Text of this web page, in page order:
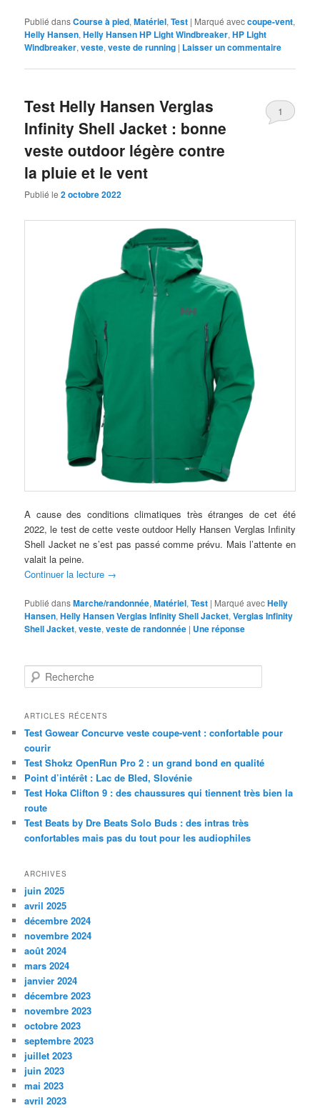
Publié dansCourse à pied,Matériel,Test | Marqué aveccoupe-vent,
Helly Hansen,Helly Hansen HP Light Windbreaker,HP Light
Windbreaker,veste,veste de running | Laisser un commentaire
Test Helly Hansen Verglas
Infinity Shell Jacket : bonne
veste outdoor légère contre
la pluie et le vent
Publié le2 octobre 2022
1
A cause des conditions climatiques très étranges de cet été
2022, le test de cette veste outdoor Helly Hansen Verglas Infinity
Shell Jacket ne s’est pas passé comme prévu. Mais l’attente en
valait la peine.
Continuer la lecture →
Publié dansMarche/randonnée,Matériel,Test | Marqué avecHelly
Hansen,Helly Hansen Verglas Infinity Shell Jacket,Verglas Infinity
Shell Jacket,veste,veste de randonnée | Uneréponse
e
h
r
c
h
e
ARTICLES RÉCENTS
Test Gowear Concurve veste coupe-vent : confortable pour
courir
Test Shokz OpenRun Pro 2 : un grand bond en qualité
Point d’intérêt : Lac de Bled, Slovénie
Test Hoka Clifton 9 : des chaussures qui tiennent très bien la
route
Test Beats by Dre Beats Solo Buds : des intras très
confortables mais pas du tout pour les audiophiles
ARCHIVES
juin 2025
avril 2025
décembre 2024
novembre 2024
août 2024
mars 2024
janvier 2024
décembre 2023
novembre 2023
octobre 2023
septembre 2023
juillet 2023
juin 2023
mai 2023
avril 2023